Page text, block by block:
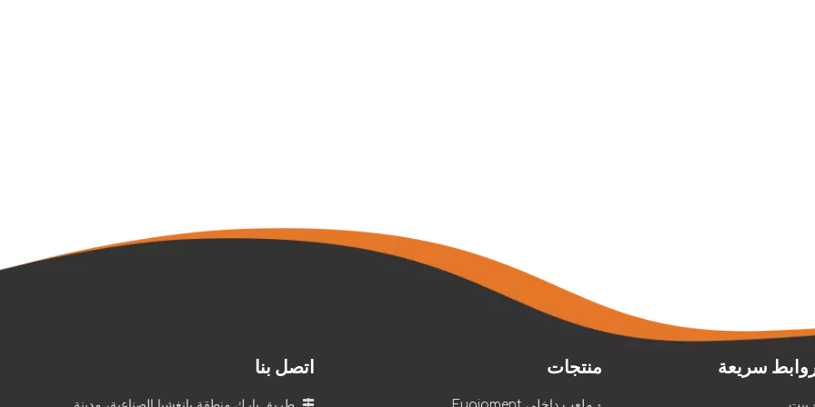
سريعة منتجات اتصل بنا